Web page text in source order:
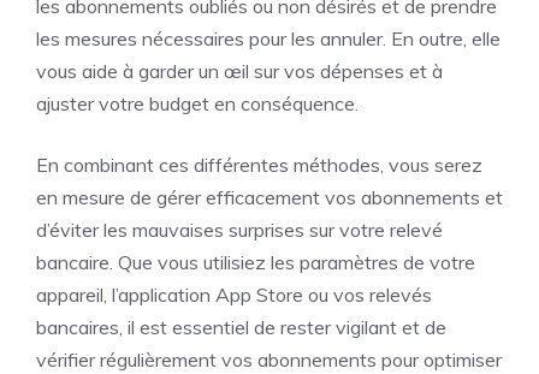
les abonnements oubliés ou non désirés et de prendre
les mesures nécessaires pour les annuler. En outre, elle
vous aide à garder un œil sur vos dépenses et à
ajuster votre budget en conséquence.
En combinant ces différentes méthodes, vous serez
en mesure de gérer efficacement vos abonnements et
d’éviter les mauvaises surprises sur votre relevé
bancaire. Que vous utilisiez les paramètres de votre
appareil, l’application App Store ou vos relevés
bancaires, il est essentiel de rester vigilant et de
vérifier régulièrement vos abonnements pour optimiser